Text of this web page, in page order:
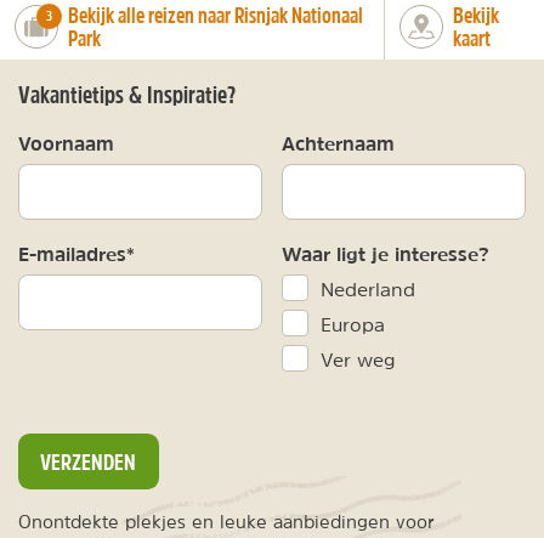
number_of_trips:
3
Bekijk alle reizen naar Risnjak Nationaal
Park
Bekijk
kaart
Vakantietips & Inspiratie?
Voornaam Achternaam
E-mailadres* Waar ligt je interesse?
Nederland
Europa
Ver weg
VERZENDEN
Onontdekte plekjes en leuke aanbiedingen voor